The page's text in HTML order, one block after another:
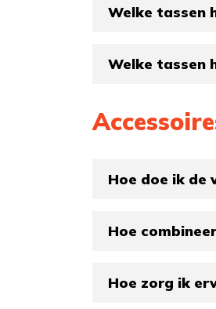
Welke tassen
Welke tassen
Hoe doe ik de
Hoe
Hoe zorg ik